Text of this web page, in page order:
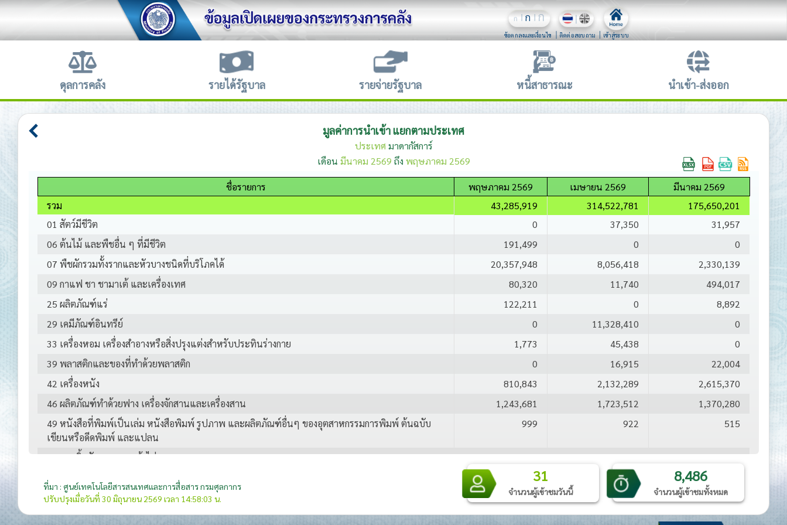
ก ก ก
ข้อตกลงและเงื่อนไข ติดต่อสอบถาม เข้าสู่ระบบ
ดุลการคลัง รายได้รัฐบาล รายจ่ายรัฐบาล หนี้สาธารณะ นำเข้า-ส่งออก
มูลค่าการนำเข้า แยกตามประเทศ
ประเทศ มาดากัสการ์
เดือน มีนาคม 2569 ถึง พฤษภาคม 2569
ชื่อรายการ พฤษภาคม 2569 เมษายน 2569
มีนาคม 2569
รวม
43,285,919 314,522,781
175,650,201
01 สัตว์มีชีวิต
0 37,350
31,957
06 ต้นไม้ และพืชอื่น ๆ ที่มีชีวิต
191,499 0
0
07 พืชผักรวมทั้งรากและหัวบางชนิดที่บริโภคได้
20,357,948 8,056,418
2,330,139
09 กาแฟ ชา ชามาเต้ และเครื่องเทศ
80,320 11,740
494,017
25 ผลิตภัณฑ์แร่
122,211 0
8,892
29 เคมีภัณฑ์อินทรีย์
0 11,328,410
0
33 เครื่องหอม เครื่องสำอางหรือสิ่งปรุงแต่งสำหรับประทินร่างกาย
1,773 45,438
0
39 พลาสติกและของที่ทำด้วยพลาสติก
0 16,915
22,004
42 เครื่องหนัง
810,843 2,132,289
2,615,370
46 ผลิตภัณฑ์ทำด้วยฟาง เครื่องจักสานและเครื่องสาน
1,243,681 1,723,512
1,370,280
49 หนังสือที่พิมพ์เป็นเล่ม หนังสือพิมพ์ รูปภาพ และผลิตภัณฑ์อื่นๆ ของอุตสาหกรรมการพิมพ์ ต้นฉบับ
เขียนหรือดีดพิมพ์ และแปลน
999 922 515
56 แวดดิ้ง สักหลาดและผ้าไม่ทอ 0 10,337
0
61 เครื่องแต่งกายและส่วนประกอบ ถักแบบนิตหรือแบบโครเชต์
896,877 2,442
62 เครื่องแต่งกายและส่วนประกอบ ไม่ได้ถักแบบนิตหรือแบบโครเชต์
1,804,289 1,173,708
665,490
65 เครื่องสวมศรีษะและส่วนประกอบ
541,620 127,468 340,391
ที่มา : ศูนย์เทคโนโลยีสารสนเทศและการสื่อสาร กรมศุลกากร
ปรับปรุงเมื่อวันที่ 30 มิถุนายน 2569 เวลา 14:58:03 น.
31
จำนวนผู้เข้าชมวันนี้
8,486
จำนวนผู้เข้าชมทั้งหมด